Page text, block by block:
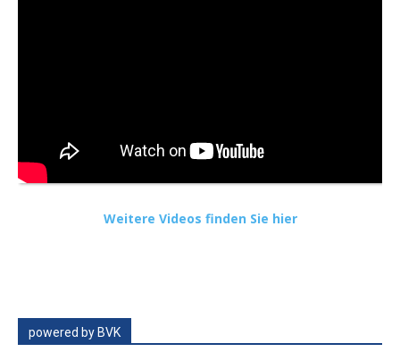
Weitere Videos finden Sie hier
powered by BVK